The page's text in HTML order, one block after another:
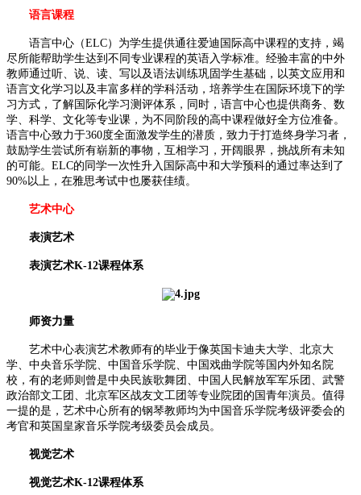
语言课程
语言中心（ELC）为学生提供通往爱迪国际高中课程的支持，竭
尽所能帮助学生达到不同专业课程的英语入学标准。经验丰富的中外
教师通过听、说、读、写以及语法训练巩固学生基础，以英文应用和
语言文化学习以及丰富多样的学科活动，培养学生在国际环境下的学
习方式，了解国际化学习测评体系，同时，语言中心也提供商务、数
学、科学、文化等专业课，为不同阶段的高中课程做好全方位准备。
语言中心致力于360度全面激发学生的潜质，致力于打造终身学习者，
鼓励学生尝试所有崭新的事物，互相学习，开阔眼界，挑战所有未知
的可能。ELC的同学一次性升入国际高中和大学预科的通过率达到了
90%以上，在雅思考试中也屡获佳绩。
艺术中心
表演艺术
表演艺术K-12课程体系
师资力量
艺术中心表演艺术教师有的毕业于像英国卡迪夫大学、北京大
学、中央音乐学院、中国音乐学院、中国戏曲学院等国内外知名院
校，有的老师则曾是中央民族歌舞团、中国人民解放军军乐团、武警
政治部文工团、北京军区战友文工团等专业院团的国青年演员。值得
一提的是，艺术中心所有的钢琴教师均为中国音乐学院考级评委会的
考官和英国皇家音乐学院考级委员会成员。
视觉艺术
视觉艺术K-12课程体系